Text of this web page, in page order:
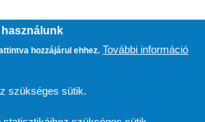
hozzájárul ehhez. További információ
szükséges sütik.